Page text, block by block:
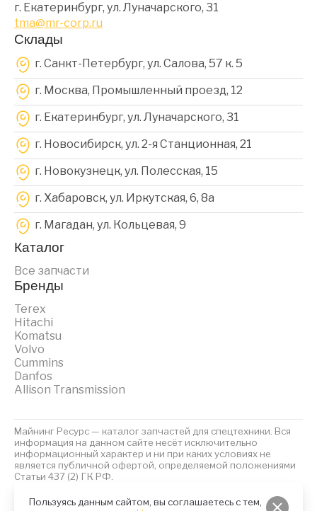
Пользуясь данным сайтом, вы соглашаетесь с тем,
г. Екатеринбург, ул. Луначарского, 31
tma@mr-corp.ru
Склады
г. Санкт-Петербург, ул. Салова, 57 к. 5
г. Москва, Промышленный проезд, 12
г. Екатеринбург, ул. Луначарского, 31
г. Новосибирск, ул. 2-я Станционная, 21
г. Новокузнецк, ул. Полесская, 15
г. Хабаровск, ул. Иркутская, 6, 8a
г. Магадан, ул. Кольцевая, 9
Каталог
Все запчасти
Бренды
Terex
Hitachi
Komatsu
Volvo
Cummins
Danfos
Allison Transmission
Майнинг Ресурс — каталог запчастей для спецтехники. Вся
информация на данном сайте несёт исключительно
информационный характер и ни при каких условиях не
является публичной офертой, определяемой положениями
Статьи 437 (2) ГК РФ.
Политика обработки персональных данныхФайлы Cookies